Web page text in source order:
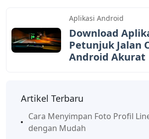
Aplikasi Android
Download
Petunjuk Jalan
Android Akurat
Artikel Terbaru
Cara Menyimpan Foto Profil
dengan Mudah